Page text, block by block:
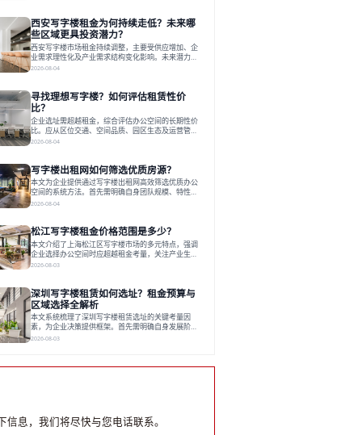
的全周期保障体系。德必集团通过标准化服务与个性
化运营结合，以全国布局和产业生态圈为企业提供稳
定支持，体现了从信息撮合到深度服务的能力转变。
在为企业寻找办公空间的过程中，
西安写字楼租金为何持续走低？未来哪
些区域更具投资潜力？
西安写字楼市场租金持续调整，主要受供应增加、企
业需求理性化及产业需求结构变化影响。未来潜力区
域集中在产业集聚、交利及城市更新地带，如高新区
运营方通过空间优化与社群服务，助力企业成长，推
动市场向多元化、高性价比方向发展。近年来，西安
写字楼市场呈现出租金持续调整的态势，这一现象引
发了的广泛关注。作为西部重要
2026-08-04
寻找理想写字楼？如何评估租赁性价
比？
企业选址需超越租金，综合评估办公空间的长期性价
比。应从区位交通、空间品质、园区生态及运营管理
四个核心维度权衡财务支出与长期价值回报。理想的
衡。对于许多正在成长或寻求稳定发展的企业而言，
寻找一处合适的办公空间是一项至关重要的决策。这
不仅关系到团队的日常工作效率与协作氛围，更直接
影响着企业的品牌形象、运营成本
2026-08-04
写字楼出租网如何筛选优质房源？
本文为企业提供通过写字楼出租网高效筛选优质办公
空间的系统方法。首先需明确自身团队规模、特性、
预算等核心需求。线上筛选时，应深入解读房源参
背景与持续服务能力。完成线上初选后，必须进行线
下实地验证，核对空间实景、测试设施、感受园区氛
围并确认合同条款，从而做出精确决策。在数字化时
代，写字楼出租网已成为企业寻找
2026-08-04
松江写字楼租金价格范围是多少？
本文介绍了上海松江区写字楼市场的多元特点，强调
企业选择办公空间时应超越租金考量，关注产业生态
与综合服务。文章分析了市场概况、影响空间价值的
建服务生态助力企业成长，建议企业系统评估需求与
长期价值，选择匹配的发展载体。对于许多寻求在上
海松江区设立或扩展办公空间的企业而言，了解该区
域的写字楼市场概况是决策的首先
2026-08-03
深圳写字楼租赁如何选址？租金预算与
区域选择全解析
本文系统梳理了深圳写字楼租赁选址的关键考量因
素，为企业决策提供框架。首先需明确自身发展阶
段、团队规模和文化特质等核心需求。深圳多中心商
业园注重生态与社群，适合文创、科技类企业。评估
2026-08-03
信息，我们将尽快与您电话联系。